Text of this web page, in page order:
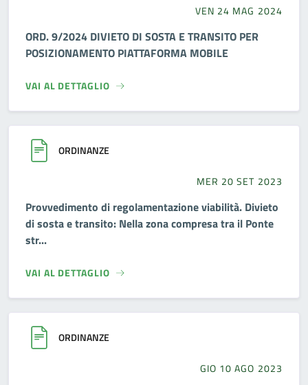
VEN 24 MAG 2024
ORD. 9/2024 DIVIETO DI SOSTA E TRANSITO PER
POSIZIONAMENTO PIATTAFORMA MOBILE
VAI AL DETTAGLIO
ORDINANZE
MER 20 SET 2023
Provvedimento di regolamentazione viabilità. Divieto
di sosta e transito: Nella zona compresa tra il Ponte
str...
VAI AL DETTAGLIO
ORDINANZE
GIO 10 AGO 2023